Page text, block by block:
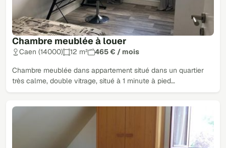
Chambre meublée à louer
Caen (14000) 12 m² 465 € / mois
Chambre meublée dans appartement situé dans un quartier
très calme, double vitrage, situé à 1 minute à pied…